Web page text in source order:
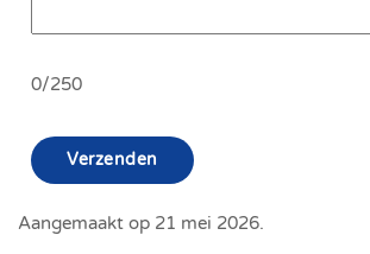
0/250
Verzenden
Aangemaakt op 21 mei 2026.